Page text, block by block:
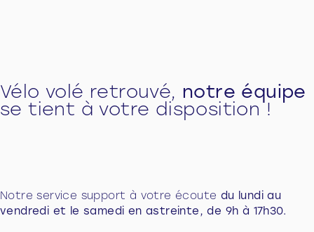
Vélo volé retrouvé, notre équipe
se tient à votre disposition !
Notre service support à votre écoute du lundi au
vendredi et le samedi en astreinte, de 9h à 17h30.